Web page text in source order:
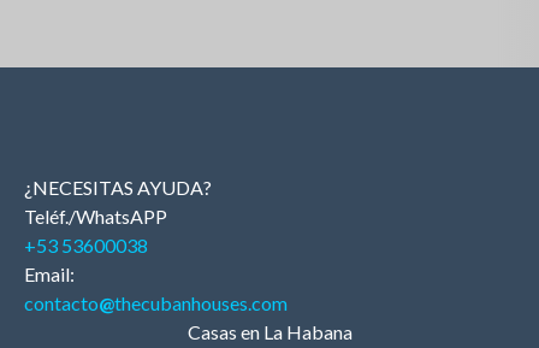
¿NECESITAS AYUDA?
Teléf./WhatsAPP
+53 53600038
Email:
contacto@thecubanhouses.com
Casas en La Habana